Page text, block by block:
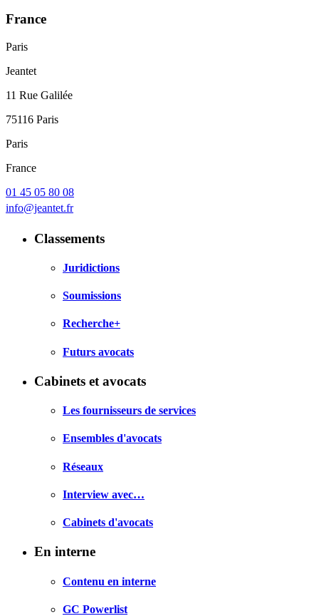
France
Paris
Jeantet
11 Rue Galilée
75116 Paris
Paris
France
01 45 05 80 08
info@jeantet.fr
Classements
Juridictions
Soumissions
Recherche+
Futurs avocats
Cabinets et avocats
Les fournisseurs de services
Ensembles d'avocats
Réseaux
Interview avec…
Cabinets d'avocats
En interne
Contenu en interne
GC Powerlist